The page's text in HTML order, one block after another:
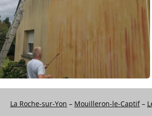
La Roche-sur-Yon – Mouilleron-le-Captif–